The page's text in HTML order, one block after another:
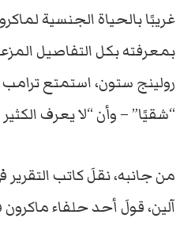
غريبًا بالحياة الجنسية
بمعرفته بكل التفاصيل
رولينج ستون، استمتع
“شقيًا” – وأن “لا يعرف
من جانبه، نقلَ كاتب التقرير
آلين، قولَ أحد حلفاء ماكرون